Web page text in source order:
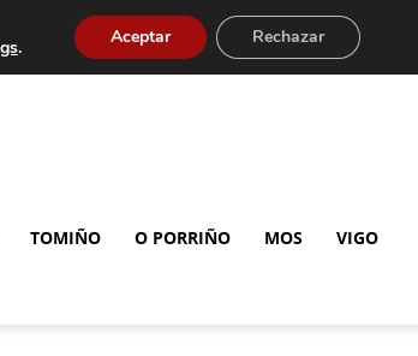
TOMIÑO O PORRIÑO MOS VIGO
. Aceptar Rechazar